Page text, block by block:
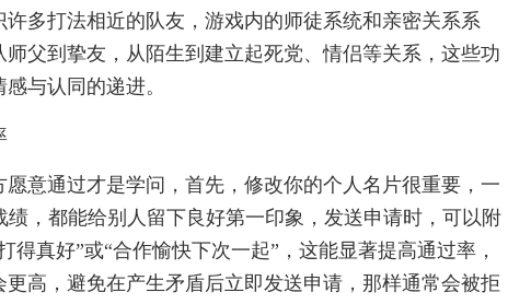
多打法相近的队友，游戏内的师徒系统和亲密关系系
父到挚友，从陌生到建立起死党、情侣等关系，这些功
与认同的递进。
意通过才是学问，首先，修改你的个人名片很重要，一
，都能给别人留下良好第一印象，发送申请时，可以附
真好”或“合作愉快下次一起”，这能显著提高通过率，
高，避免在产生矛盾后立即发送申请，那样通常会被拒